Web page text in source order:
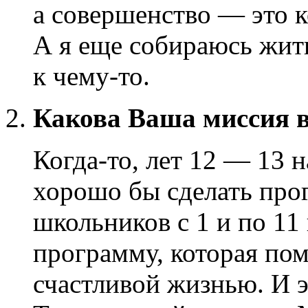
а совершенство — это
А я еще собираюсь
к чему-то.
Какова Ваша миссия
Когда-то, лет 12 — 13
хорошо бы сделать
школьников с 1 и по
программу, которая
счастливой жизнью. И